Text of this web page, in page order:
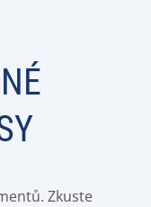
Zkuste